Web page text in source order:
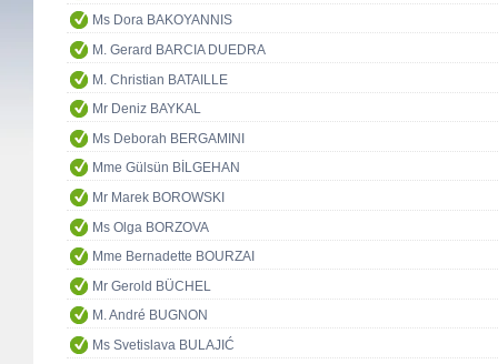
Ms Dora BAKOYANNIS
M. Gerard BARCIA DUEDRA
M. Christian BATAILLE
Mr Deniz BAYKAL
Ms Deborah BERGAMINI
Mme Gülsün BİLGEHAN
Mr Marek BOROWSKI
Ms Olga BORZOVA
Mme Bernadette BOURZAI
Mr Gerold BÜCHEL
M. André BUGNON
Ms Svetislava BULAJIĆ